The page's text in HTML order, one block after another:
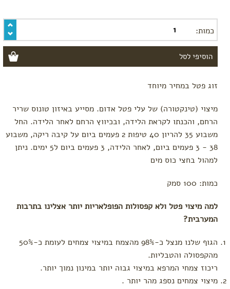
שלישי
-
לקראת
לידה
רשימת
קניות
בחילות
וצרבות
הרגעה,
אנרגיה
ושיפור
מצב
סימני
ורידים
בולטים
לידה
עיסוי
פרינאום
כמות:
זוג פטל במחיר מיוחד
מיצוי (טינקטורה) של עלי פטל אדום. מסייע באיזון טונוס שריר
הרחם, והכנתו לקראת הלידה, ובכיווץ הרחם לאחר הלידה. החל
משבוע 35 להריון 40 טיפות 2 פעמים ביום על קיבה ריקה, משבוע
38 - 3 פעמים ביום, לאחר הלידה, 3 פעמים ביום ל5 ימים. ניתן
למהול בחצי כוס מים
כמות: 100 סמק
למה מיצוי פטל ולא קפסולות הפופלאריות יותר אצלינו בתרבות
המערבית?
הגוף שלנו מנצל כ-98% מהצמח במיצוי צמחים לעומת כ-50%
מהקפסולה והטבליות.
ריכוז צמחי המרפא במיצוי גבוה יותר במינון נמוך יותר.
מיצוי צמחים נספג מהר יותר .